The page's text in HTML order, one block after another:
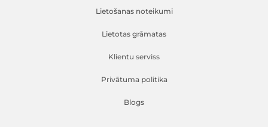
Lietošanas noteikumi
Lietotas grāmatas
Klientu serviss
Privātuma politika
Blogs